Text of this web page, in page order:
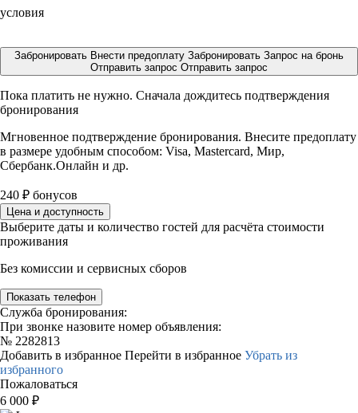
условия
Забронировать Внести предоплату Забронировать Запрос на бронь
Отправить запрос Отправить запрос
Пока платить не нужно. Сначала дождитесь подтверждения
бронирования
Мгновенное подтверждение бронирования. Внесите предоплату
в размере удобным способом: Visa, Mastercard, Мир,
Сбербанк.Онлайн и др.
240 ₽ бонусов
Цена и доступность
Выберите даты и количество гостей для расчёта стоимости
проживания
Без комиссии и сервисных сборов
Показать телефон
Служба бронирования:
При звонке назовите номер объявления:
№ 2282813
Добавить в избранное Перейти в избранное Убрать из
избранного
Пожаловаться
6 000 ₽